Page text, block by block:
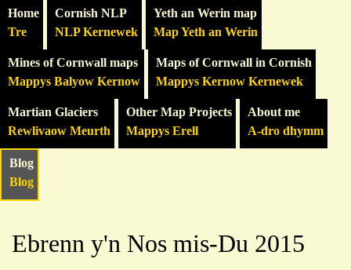
Home
Tre
Cornish NLP
NLP Kernewek
Yeth an Werin map
Map Yeth an Werin
Mines of Cornwall maps
Mappys Balyow Kernow
Maps of Cornwall in Cornish
Mappys Kernow Kernewek
Martian Glaciers
Rewlivaow Meurth
Other Map Projects
Mappys Erell
About me
A-dro dhymm
Blog
Blog
Ebrenn y'n Nos mis-Du 2015